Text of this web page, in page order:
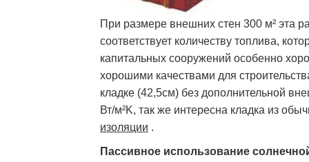
При размере внешних стен 300 м² эта
соответствует количеству топлива,
капитальных сооружений особенно
хорошими качествами для
кладке (42,5см) без дополнительной
Вт/м²K, так же интересна кладка из
изоляции .
Пассивное использование